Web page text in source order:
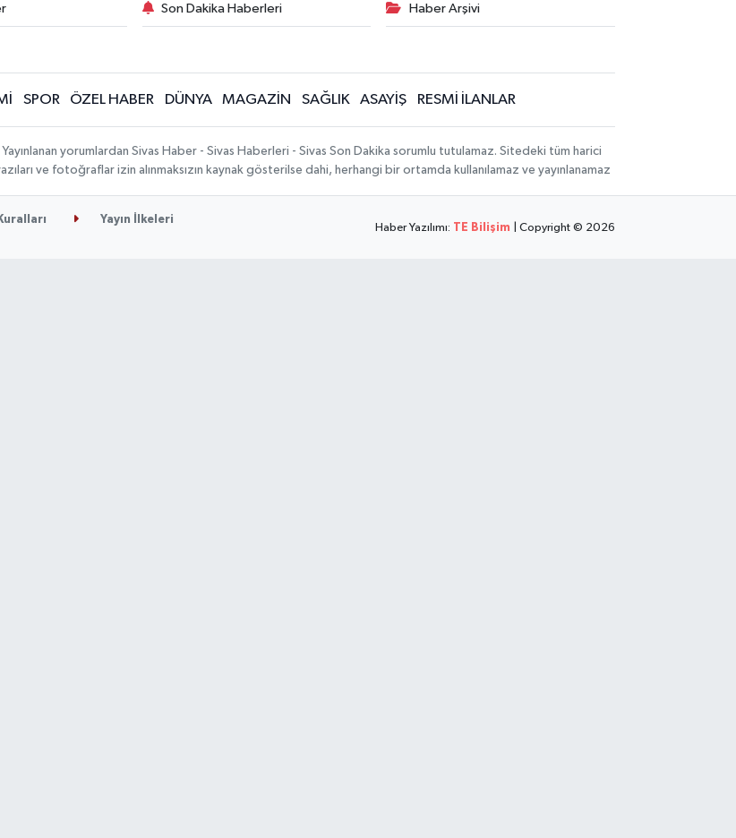
Son Dakika Haberleri Haber Arşivi
SPOR ÖZEL HABER DÜNYA MAGAZİN SAĞLIK ASAYİŞ RESMİ İLANLAR
yorumlardan Sivas Haber - Sivas Haberleri - Sivas Son Dakika sorumlu tutulamaz. Sitedeki tüm harici
ve fotoğraflar izin alınmaksızın kaynak gösterilse dahi, herhangi bir ortamda kullanılamaz ve yayınlanamaz
Yayın İlkeleri
Haber Yazılımı: TE Bilişim | Copyright © 2026